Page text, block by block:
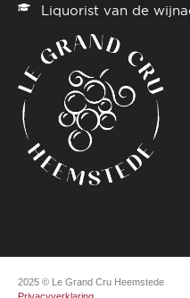
Liquorist van de
2025 © Le Grand Cru Heemstede